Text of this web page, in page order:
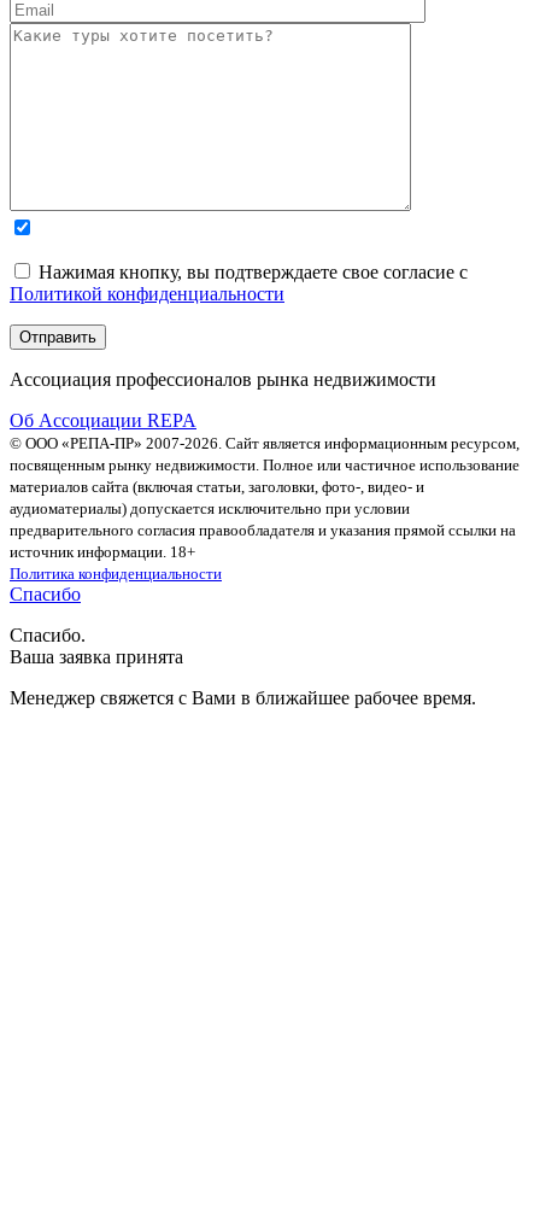
Нажимая кнопку, вы подтверждаете свое согласие с
Политикой конфиденциальности
Ассоциация профессионалов рынка недвижимости
Об Ассоциации REPA
© ООО «РЕПА-ПР» 2007-2026. Сайт является информационным ресурсом,
посвященным рынку недвижимости. Полное или частичное использование
материалов сайта (включая статьи, заголовки, фото-, видео- и
аудиоматериалы) допускается исключительно при условии
предварительного согласия правообладателя и указания прямой ссылки на
источник информации. 18+
Политика конфиденциальности
Спасибо
Спасибо.
Ваша заявка принята
Менеджер свяжется с Вами в ближайшее рабочее время.